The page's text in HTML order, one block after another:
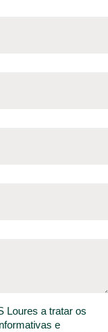
Loures a tratar os
e